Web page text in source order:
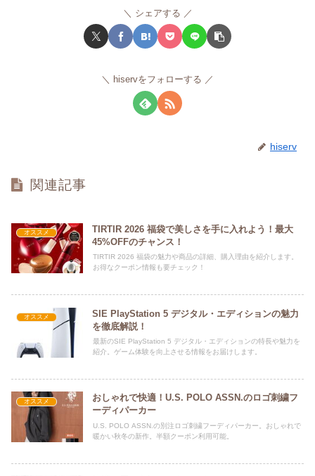
シェアする
hiservをフォローする
hiserv
関連記事
オススメ
TIRTIR 2026 福袋で美しさを手に入れよう！最大
45%OFFのチャンス！
TIRTIR 2026 福袋の魅力や商品の詳細、購入理由を紹介します。
お得なクーポン情報も要チェック！
オススメ
SIE PlayStation 5 デジタル・エディションの魅力
を徹底解説！
最新のSIE PlayStation 5 デジタル・エディションの特長や魅力を
紹介。ゲーム体験を向上させる情報をお届けします。
オススメ
おしゃれで快適！U.S. POLO ASSN.のロゴ刺繍フ
ーディパーカー
U.S. POLO ASSN.の別注ロゴ刺繍フーディパーカー。おしゃれで
暖かい秋冬の新作。半額クーポン利用可能。